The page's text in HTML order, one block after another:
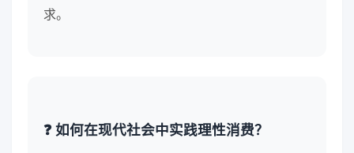
求。
❓ 如何在现代社会中实践理性消费？